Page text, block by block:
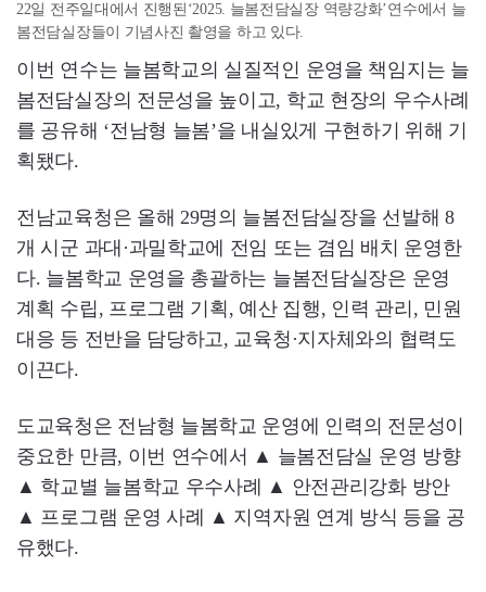
22일 전주일대에서 진행된‘2025. 늘봄전담실장 역량강화’연수에서 늘
봄전담실장들이 기념사진 촬영을 하고 있다.
이번 연수는 늘봄학교의 실질적인 운영을 책임지는 늘
봄전담실장의 전문성을 높이고, 학교 현장의 우수사례
를 공유해 ‘전남형 늘봄’을 내실있게 구현하기 위해 기
획됐다.
전남교육청은 올해 29명의 늘봄전담실장을 선발해 8
개 시군 과대·과밀학교에 전임 또는 겸임 배치 운영한
다. 늘봄학교 운영을 총괄하는 늘봄전담실장은 운영
계획 수립, 프로그램 기획, 예산 집행, 인력 관리, 민원
대응 등 전반을 담당하고, 교육청·지자체와의 협력도
이끈다.
도교육청은 전남형 늘봄학교 운영에 인력의 전문성이
중요한 만큼, 이번 연수에서 ▲ 늘봄전담실 운영 방향
▲ 학교별 늘봄학교 우수사례 ▲ 안전관리강화 방안
▲ 프로그램 운영 사례 ▲ 지역자원 연계 방식 등을 공
유했다.